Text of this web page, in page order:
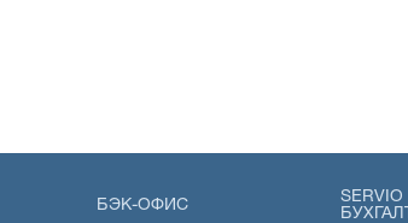
БЭК-ОФИС